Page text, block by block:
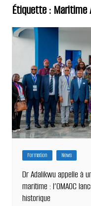
Étiquette : Maritime
Formation News
Dr Adalikwu appelle à
maritime : l’OMAOC
historique